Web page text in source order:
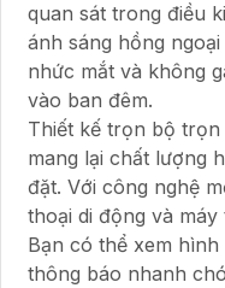
quan sát trong điều
ánh sáng hồng
nhức mắt và không
vào ban đêm.
Thiết kế trọn bộ trọn
mang lại chất lượng
đặt. Với công nghệ
thoại di động và
Bạn có thể xem
thông báo nhanh